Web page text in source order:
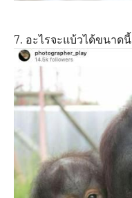
7. อะไรจะแบ้วได้ขนาดนี้